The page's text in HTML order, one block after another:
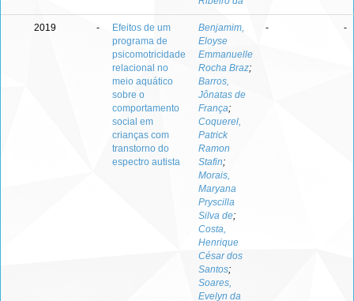
2019 -
Efeitos de um
programa de
psicomotricidade
relacional no
meio aquático
sobre o
comportamento
social em
crianças com
transtorno do
espectro autista
Benjamim,
Eloyse
Emmanuelle
Rocha Braz;
Barros,
Jônatas de
França;
Coquerel,
Patrick
Ramon
Stafin;
Morais,
Maryana
Pryscilla
Silva de;
Costa,
Henrique
César dos
Santos;
Soares,
Evelyn da
- -